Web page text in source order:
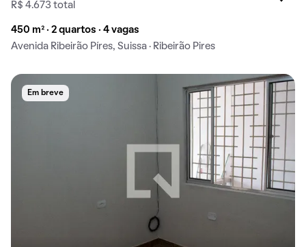
R$ 4.673 total
450 m² · 2 quartos · 4 vagas
Avenida Ribeirão Píres, Suissa · Ribeirão Pires
Em breve